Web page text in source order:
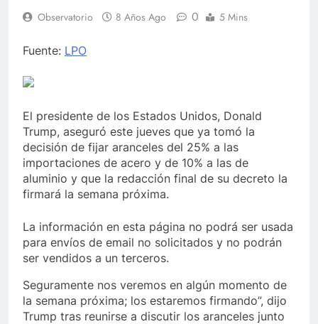
Observatorio 8 Años Ago 0 5 Mins
Fuente: LPO
El presidente de los Estados Unidos, Donald
Trump, aseguró este jueves que ya tomó la
decisión de fijar aranceles del 25% a las
importaciones de acero y de 10% a las de
aluminio y que la redacción final de su decreto la
firmará la semana próxima.
La información en esta página no podrá ser usada
para envíos de email no solicitados y no podrán
ser vendidos a un terceros.
Seguramente nos veremos en algún momento de
la semana próxima; los estaremos firmando”, dijo
Trump tras reunirse a discutir los aranceles junto